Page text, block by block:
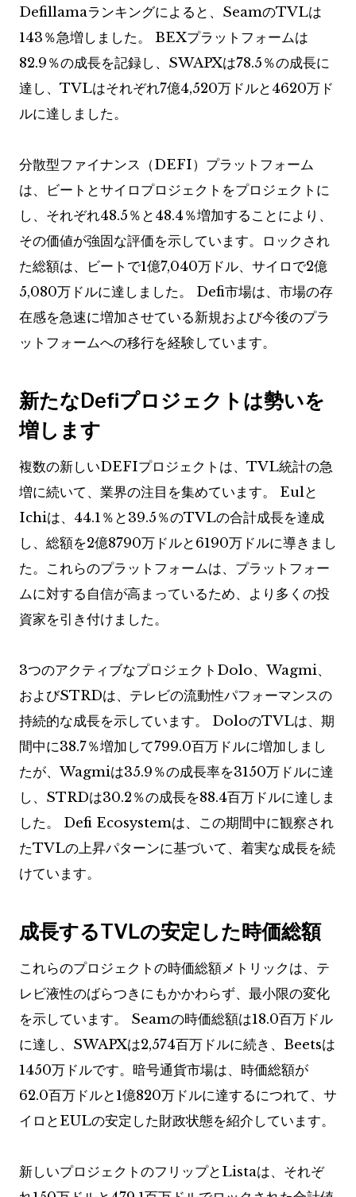
Defillamaランキングによると、SeamのTVLは
143％急増しました。 BEXプラットフォームは
82.9％の成長を記録し、SWAPXは78.5％の成長に
達し、TVLはそれぞれ7億4,520万ドルと4620万ド
ルに達しました。
分散型ファイナンス（DEFI）プラットフォーム
は、ビートとサイロプロジェクトをプロジェクトに
し、それぞれ48.5％と48.4％増加することにより、
その価値が強固な評価を示しています。ロックされ
た総額は、ビートで1億7,040万ドル、サイロで2億
5,080万ドルに達しました。 Defi市場は、市場の存
在感を急速に増加させている新規および今後のプラ
ットフォームへの移行を経験しています。
新たなDefiプロジェクトは勢いを
増します
複数の新しいDEFIプロジェクトは、TVL統計の急
増に続いて、業界の注目を集めています。 Eulと
Ichiは、44.1％と39.5％のTVLの合計成長を達成
し、総額を2億8790万ドルと6190万ドルに導きまし
た。これらのプラットフォームは、プラットフォー
ムに対する自信が高まっているため、より多くの投
資家を引き付けました。
3つのアクティブなプロジェクトDolo、Wagmi、
およびSTRDは、テレビの流動性パフォーマンスの
持続的な成長を示しています。 DoloのTVLは、期
間中に38.7％増加して799.0百万ドルに増加しまし
たが、Wagmiは35.9％の成長率を3150万ドルに達
し、STRDは30.2％の成長を88.4百万ドルに達しま
した。 Defi Ecosystemは、この期間中に観察され
たTVLの上昇パターンに基づいて、着実な成長を続
けています。
成長するTVLの安定した時価総額
これらのプロジェクトの時価総額メトリックは、テ
レビ液性のばらつきにもかかわらず、最小限の変化
を示しています。 Seamの時価総額は18.0百万ドル
に達し、SWAPXは2,574百万ドルに続き、Beetsは
1450万ドルです。暗号通貨市場は、時価総額が
62.0百万ドルと1億820万ドルに達するにつれて、サ
イロとEULの安定した財政状態を紹介しています。
新しいプロジェクトのフリップとListaは、それぞ